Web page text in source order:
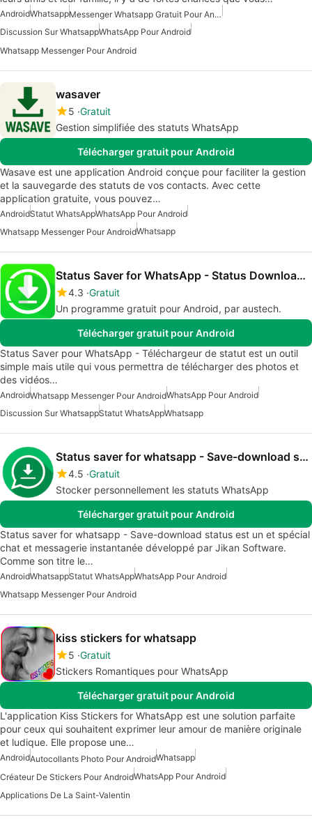
AndroidWhatsapp
Messenger Whatsapp Gratuit Pour Android
Discussion Sur WhatsappWhatsApp Pour Android
Whatsapp Messenger Pour Android
wasaver
5 Gratuit
Gestion simplifiée des statuts WhatsApp
Télécharger gratuit pour Android
Wasave est une application Android conçue pour faciliter la gestion
et la sauvegarde des statuts de vos contacts. Avec cette
application gratuite, vous pouvez…
AndroidStatut WhatsAppWhatsApp Pour Android
Whatsapp Messenger Pour AndroidWhatsapp
Status Saver for WhatsApp - Status Downloader
4.3 Gratuit
Un programme gratuit pour Android, par austech.
Télécharger gratuit pour Android
Status Saver pour WhatsApp - Téléchargeur de statut est un outil
simple mais utile qui vous permettra de télécharger des photos et
des vidéos…
AndroidWhatsapp Messenger Pour AndroidWhatsApp Pour Android
Discussion Sur WhatsappStatut WhatsAppWhatsapp
Status saver for whatsapp - Save-download status
4.5 Gratuit
Stocker personnellement les statuts WhatsApp
Télécharger gratuit pour Android
Status saver for whatsapp - Save-download status est un et spécial
chat et messagerie instantanée développé par Jikan Software.
Comme son titre le…
AndroidWhatsappStatut WhatsAppWhatsApp Pour Android
Whatsapp Messenger Pour Android
kiss stickers for whatsapp
5 Gratuit
Stickers Romantiques pour WhatsApp
Télécharger gratuit pour Android
L'application Kiss Stickers for WhatsApp est une solution parfaite
pour ceux qui souhaitent exprimer leur amour de manière originale
et ludique. Elle propose une…
AndroidAutocollants Photo Pour AndroidWhatsapp
Créateur De Stickers Pour AndroidWhatsApp Pour Android
Applications De La Saint-Valentin